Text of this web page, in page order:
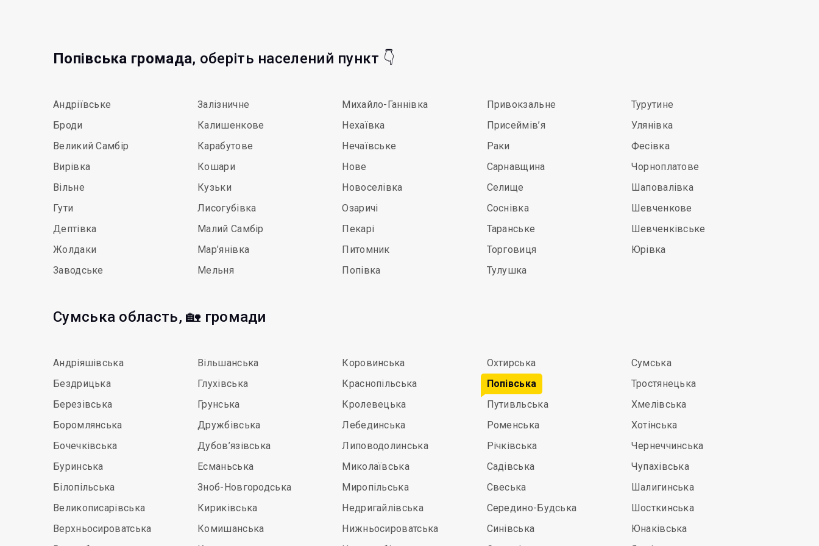
Попівська громада, оберіть населений пункт 👇
Андріївське
Броди
Великий Самбір
Вирівка
Вільне
Гути
Дептівка
Жолдаки
Заводське
Залізничне
Калишенкове
Карабутове
Кошари
Кузьки
Лисогубівка
Малий Самбір
Мар’янівка
Мельня
Михайло-Ганнівка
Нехаївка
Нечаївське
Нове
Новоселівка
Озаричі
Пекарі
Питомник
Попівка
Привокзальне
Присеймів’я
Раки
Сарнавщина
Селище
Соснівка
Таранське
Торговиця
Тулушка
Турутине
Улянівка
Фесівка
Чорноплатове
Шаповалівка
Шевченкове
Шевченківське
Юрівка
Сумська область, 🏡 громади
Андріяшівська
Бездрицька
Березівська
Боромлянська
Бочечківська
Буринська
Білопільська
Великописарівська
Верхньосироватська
Вільшанська
Глухівська
Грунська
Дружбівська
Дубов’язівська
Есманьська
Зноб-Новгородська
Кириківська
Комишанська
Коровинська
Краснопільська
Кролевецька
Лебединська
Липоводолинська
Миколаївська
Миропільська
Недригайлівська
Нижньосироватська
Охтирська
Попівська
Путивльська
Роменська
Річківська
Садівська
Свеська
Середино-Будська
Синівська
Сумська
Тростянецька
Хмелівська
Хотінська
Чернеччинська
Чупахівська
Шалигинська
Шосткинська
Юнаківська